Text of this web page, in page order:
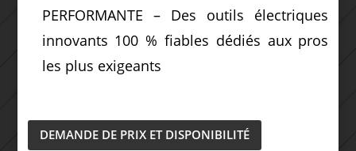
PERFORMANTE – Des outils électriques
innovants 100 % fiables dédiés aux pros
les plus exigeants
DEMANDE DE PRIX ET DISPONIBILITÉ